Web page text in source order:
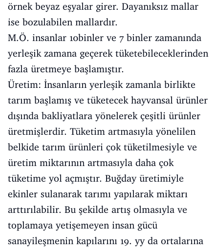
örnek beyaz eşyalar girer. Dayanıksız mallar
ise bozulabilen mallardır.
M.Ö. insanlar 10binler ve 7 binler zamanında
yerleşik zamana geçerek tüketebileceklerinden
fazla üretmeye başlamıştır.
Üretim: İnsanların yerleşik zamanla birlikte
tarım başlamış ve tüketecek hayvansal ürünler
dışında bakliyatlara yönelerek çeşitli ürünler
üretmişlerdir. Tüketim artmasıyla yönelilen
belkide tarım ürünleri çok tüketilmesiyle ve
üretim miktarının artmasıyla daha çok
tüketime yol açmıştır. Buğday üretimiyle
ekinler sulanarak tarımı yapılarak miktarı
arttırılabilir. Bu şekilde artış olmasıyla ve
toplamaya yetişemeyen insan gücü
sanayileşmenin kapılarını 19. yy da ortalarına